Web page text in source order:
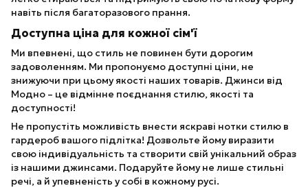
навіть після багаторазового прання.
Доступна ціна для кожної сім'ї
Ми впевнені, що стиль не повинен бути дорогим
задоволенням. Ми пропонуємо доступні ціни, не
знижуючи при цьому якості наших товарів. Джинси від
Модно – це відмінне поєднання стилю, якості та
доступності!
Не пропустіть можливість внести яскраві нотки стилю в
гардероб вашого підлітка! Дозвольте йому виразити
свою індивідуальність та створити свій унікальний образ
із нашими джинсами. Подаруйте йому не лише стильні
речі, а й упевненість у собі в кожному русі.